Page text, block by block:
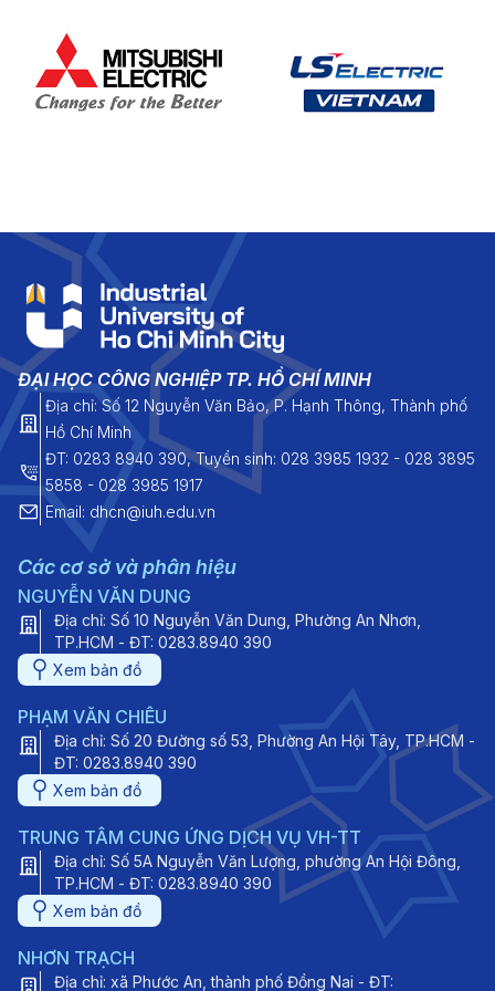
hai đều đạt được những
thành tích học tập đáng tự
hào, trở thành niềm tự hào
ĐẠI HỌC CÔNG NGHIỆP TP. HỒ CHÍ MINH
Địa chỉ: Số 12 Nguyễn Văn Bảo, P. Hạnh Thông, Thành phố
Hồ Chí Minh
ĐT: 0283 8940 390, Tuyển sinh: 028 3985 1932 - 028 3895
5858 - 028 3985 1917
Email: dhcn@iuh.edu.vn
Các cơ sở và phân hiệu
NGUYỄN VĂN DUNG
Địa chỉ: Số 10 Nguyễn Văn Dung, Phường An Nhơn,
TP.HCM - ĐT: 0283.8940 390
Xem bản đồ
PHẠM VĂN CHIÊU
Địa chỉ: Số 20 Đường số 53, Phường An Hội Tây, TP.HCM -
ĐT: 0283.8940 390
Xem bản đồ
TRUNG TÂM CUNG ỨNG DỊCH VỤ VH-TT
Địa chỉ: Số 5A Nguyễn Văn Lượng, phường An Hội Đông,
TP.HCM - ĐT: 0283.8940 390
Xem bản đồ
NHƠN TRẠCH
Địa chỉ: xã Phước An, thành phố Đồng Nai - ĐT: